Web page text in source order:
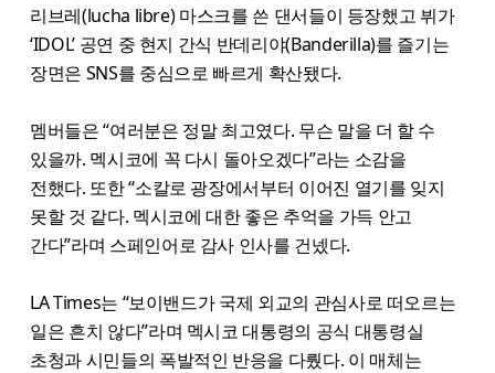
리브레(lucha libre) 마스크를 쓴 댄서들이 등장했고 뷔가
‘IDOL’ 공연 중 현지 간식 반데리야(Banderilla)를 즐기는
장면은 SNS를 중심으로 빠르게 확산됐다.
멤버들은 “여러분은 정말 최고였다. 무슨 말을 더 할 수
있을까. 멕시코에 꼭 다시 돌아오겠다”라는 소감을
전했다. 또한 “소칼로 광장에서부터 이어진 열기를 잊지
못할 것 같다. 멕시코에 대한 좋은 추억을 가득 안고
간다”라며 스페인어로 감사 인사를 건넸다.
LA Times는 “보이밴드가 국제 외교의 관심사로 떠오르는
일은 흔치 않다”라며 멕시코 대통령의 공식 대통령실
초청과 시민들의 폭발적인 반응을 다뤘다. 이 매체는